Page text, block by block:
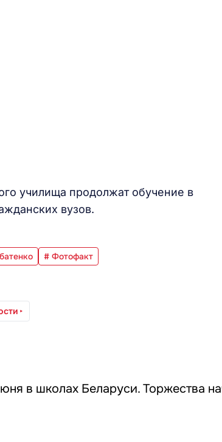
училища продолжат обучение в
вузов.
# Фотофакт
в школах Беларуси. Торжества